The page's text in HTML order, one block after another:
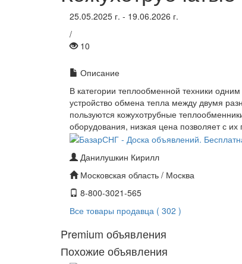
25.05.2025 г. - 19.06.2026 г.
/
10
Описание
В категории теплообменной техники
устройство обмена тепла между двумя
пользуются кожухотрубные
оборудования, низкая цена позволяет с
Данилушкин Кирилл
Московская область / Москва
8-800-3021-565
Все товары продавца ( 302 )
Premium объявления
Похожие объявления